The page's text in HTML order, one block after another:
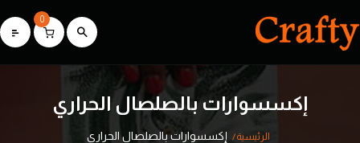
0
إكسسوارات بالصلصال الحراري
الرئيسية إكسسوارات بالصلصال الحراري